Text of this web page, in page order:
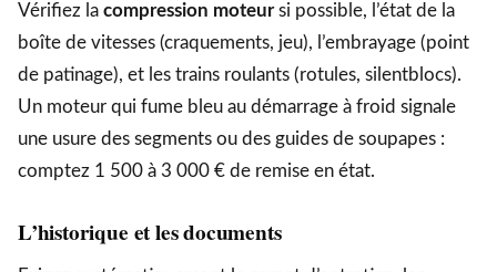
Vérifiez la compression moteursi possible, l’état de la
boîte de vitesses (craquements, jeu), l’embrayage (point
de patinage), et les trains roulants (rotules, silentblocs).
Un moteur qui fume bleu au démarrage à froid signale
une usure des segments ou des guides de soupapes :
comptez 1 500 à 3 000 € de remise en état.
L’historique et les documents